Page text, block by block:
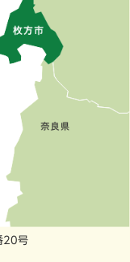
20号